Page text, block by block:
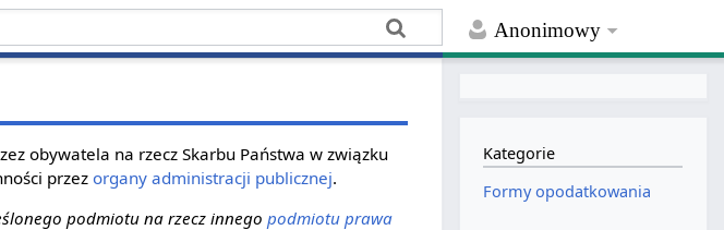
Anonimowy
obywatela na rzecz Skarbu Państwa w związku
przezorgany administracji publicznej.
podmiotu na rzecz innegopodmiotu prawa
Kategorie
Formy opodatkowania